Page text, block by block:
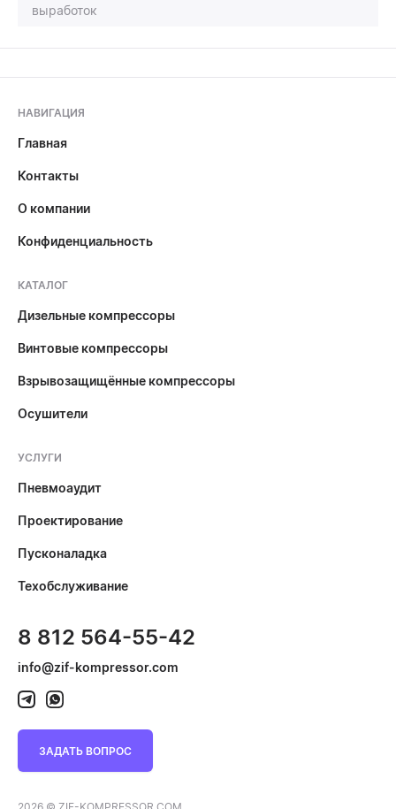
выработок
НАВИГАЦИЯ
Главная
Контакты
О компании
Конфиденциальность
КАТАЛОГ
Дизельные компрессоры
Винтовые компрессоры
Взрывозащищённые компрессоры
Осушители
УСЛУГИ
Пневмоаудит
Проектирование
Пусконаладка
Техобслуживание
8 812 564-55-42
info@zif-kompressor.com
ЗАДАТЬ ВОПРОС